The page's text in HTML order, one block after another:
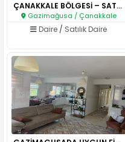
ÇANAKKALE BÖLGESİ – SATILIK 2+..
Gazimağusa / Çanakkale
Daire / Satılık Daire